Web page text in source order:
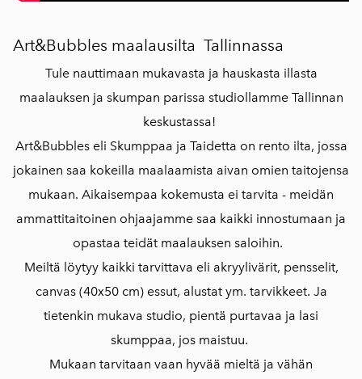
Art&Bubbles maalausilta Tallinnassa
Tule nauttimaan mukavasta ja hauskasta illasta
maalauksen ja skumpan parissa studiollamme Tallinnan
keskustassa!
Art&Bubbles eli Skumppaa ja Taidetta on rento ilta, jossa
jokainen saa kokeilla maalaamista aivan omien taitojensa
mukaan. Aikaisempaa kokemusta ei tarvita - meidän
ammattitaitoinen ohjaajamme saa kaikki innostumaan ja
opastaa teidät maalauksen saloihin.
Meiltä löytyy kaikki tarvittava eli akryylivärit, pensselit,
canvas (40x50 cm) essut, alustat ym. tarvikkeet. Ja
tietenkin mukava studio, pientä purtavaa ja lasi
skumppaa, jos maistuu.
Mukaan tarvitaan vaan hyvää mieltä ja vähän